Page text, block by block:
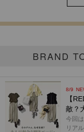
BRAND
8/9
【
敵？
今回
リア